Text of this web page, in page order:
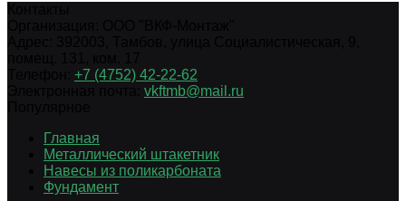
+7 (4752) 42-22-62
vkftmb@mail.ru
Главная
Металлический штакетник
Навесы из поликарбоната
Фундамент